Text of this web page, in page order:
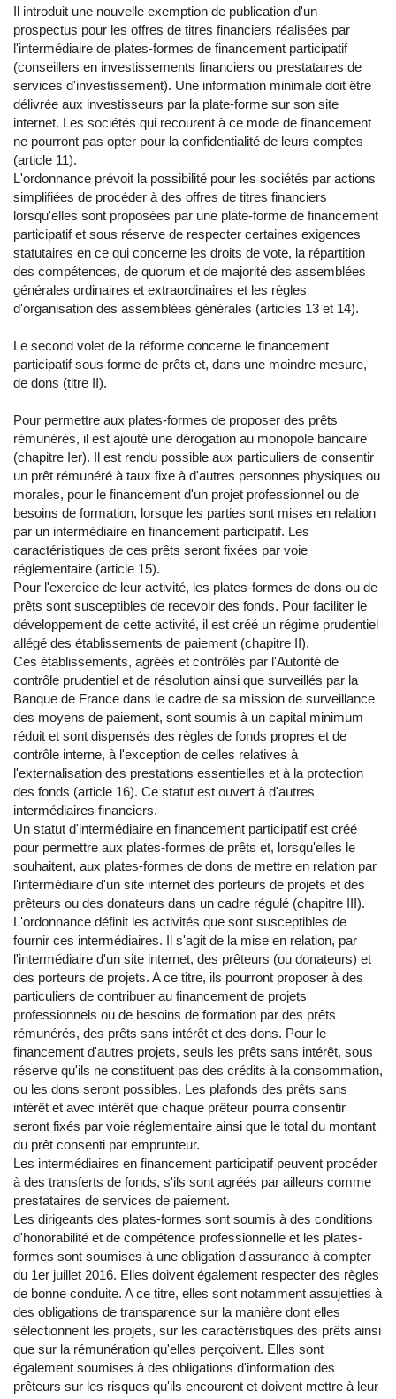
Il introduit une nouvelle exemption de publication d'un
prospectus pour les offres de titres financiers réalisées par
l'intermédiaire de plates-formes de financement participatif
(conseillers en investissements financiers ou prestataires de
services d'investissement). Une information minimale doit être
délivrée aux investisseurs par la plate-forme sur son site
internet. Les sociétés qui recourent à ce mode de financement
ne pourront pas opter pour la confidentialité de leurs comptes
(article 11).
L'ordonnance prévoit la possibilité pour les sociétés par actions
simplifiées de procéder à des offres de titres financiers
lorsqu'elles sont proposées par une plate-forme de financement
participatif et sous réserve de respecter certaines exigences
statutaires en ce qui concerne les droits de vote, la répartition
des compétences, de quorum et de majorité des assemblées
générales ordinaires et extraordinaires et les règles
d'organisation des assemblées générales (articles 13 et 14).
Le second volet de la réforme concerne le financement
participatif sous forme de prêts et, dans une moindre mesure,
de dons (titre II).
Pour permettre aux plates-formes de proposer des prêts
rémunérés, il est ajouté une dérogation au monopole bancaire
(chapitre Ier). Il est rendu possible aux particuliers de consentir
un prêt rémunéré à taux fixe à d'autres personnes physiques ou
morales, pour le financement d'un projet professionnel ou de
besoins de formation, lorsque les parties sont mises en relation
par un intermédiaire en financement participatif. Les
caractéristiques de ces prêts seront fixées par voie
réglementaire (article 15).
Pour l'exercice de leur activité, les plates-formes de dons ou de
prêts sont susceptibles de recevoir des fonds. Pour faciliter le
développement de cette activité, il est créé un régime prudentiel
allégé des établissements de paiement (chapitre II).
Ces établissements, agréés et contrôlés par l'Autorité de
contrôle prudentiel et de résolution ainsi que surveillés par la
Banque de France dans le cadre de sa mission de surveillance
des moyens de paiement, sont soumis à un capital minimum
réduit et sont dispensés des règles de fonds propres et de
contrôle interne, à l'exception de celles relatives à
l'externalisation des prestations essentielles et à la protection
des fonds (article 16). Ce statut est ouvert à d'autres
intermédiaires financiers.
Un statut d'intermédiaire en financement participatif est créé
pour permettre aux plates-formes de prêts et, lorsqu'elles le
souhaitent, aux plates-formes de dons de mettre en relation par
l'intermédiaire d'un site internet des porteurs de projets et des
prêteurs ou des donateurs dans un cadre régulé (chapitre III).
L'ordonnance définit les activités que sont susceptibles de
fournir ces intermédiaires. Il s'agit de la mise en relation, par
l'intermédiaire d'un site internet, des prêteurs (ou donateurs) et
des porteurs de projets. A ce titre, ils pourront proposer à des
particuliers de contribuer au financement de projets
professionnels ou de besoins de formation par des prêts
rémunérés, des prêts sans intérêt et des dons. Pour le
financement d'autres projets, seuls les prêts sans intérêt, sous
réserve qu'ils ne constituent pas des crédits à la consommation,
ou les dons seront possibles. Les plafonds des prêts sans
intérêt et avec intérêt que chaque prêteur pourra consentir
seront fixés par voie réglementaire ainsi que le total du montant
du prêt consenti par emprunteur.
Les intermédiaires en financement participatif peuvent procéder
à des transferts de fonds, s'ils sont agréés par ailleurs comme
prestataires de services de paiement.
Les dirigeants des plates-formes sont soumis à des conditions
d'honorabilité et de compétence professionnelle et les plates-
formes sont soumises à une obligation d'assurance à compter
du 1er juillet 2016. Elles doivent également respecter des règles
de bonne conduite. A ce titre, elles sont notamment assujetties à
des obligations de transparence sur la manière dont elles
sélectionnent les projets, sur les caractéristiques des prêts ainsi
que sur la rémunération qu'elles perçoivent. Elles sont
également soumises à des obligations d'information des
prêteurs sur les risques qu'ils encourent et doivent mettre à leur